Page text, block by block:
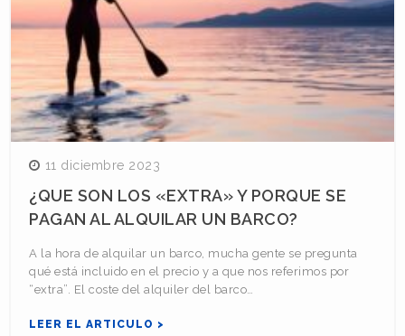
11 diciembre 2023
¿QUE SON LOS «EXTRA» Y PORQUE SE
PAGAN AL ALQUILAR UN BARCO?
A la hora de alquilar un barco, mucha gente se pregunta
qué está incluido en el precio y a que nos referimos por
“extra”. El coste del alquiler del barco…
LEER EL ARTICULO >